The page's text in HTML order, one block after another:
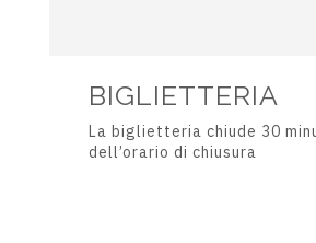
BIGLIETTERIA
La biglietteria chiude 30
dell’orario di chiusura